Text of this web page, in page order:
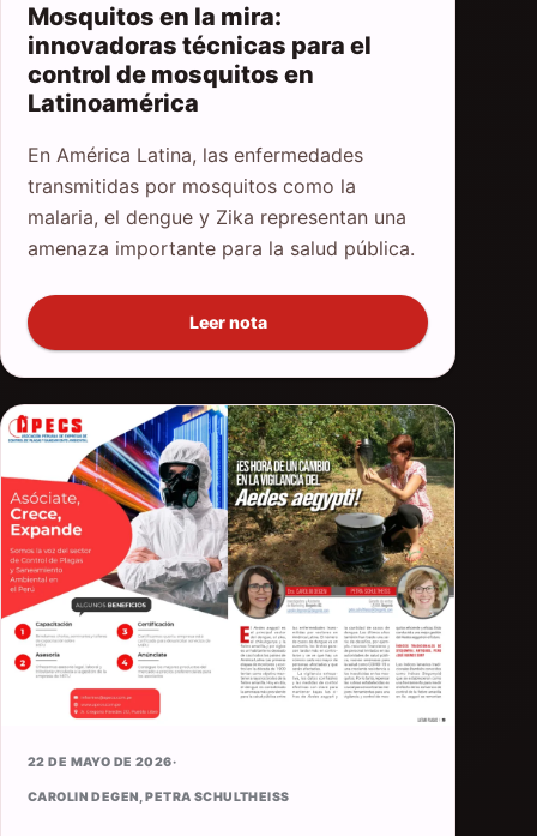
Mosquitos en la mira:
innovadoras técnicas para el
control de mosquitos en
Latinoamérica
En América Latina, las enfermedades
transmitidas por mosquitos como la
malaria, el dengue y Zika representan una
amenaza importante para la salud pública.
Leer nota
22 DE MAYO DE 2026·
CAROLIN DEGEN,PETRA SCHULTHEISS